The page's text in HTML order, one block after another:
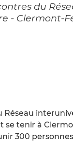
du
- Clermont-
Réseau
tenir à
300